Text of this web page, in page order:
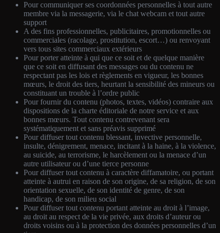
Pour communiquer ses coordonnées personnelles à tout autre
membre via la messagerie, via le chat webcam et tout autre
support
A des fins professionnelles, publicitaires, promotionnelles ou
commerciales (racolage, prostitution, escort…) ou renvoyant
vers tous sites commerciaux extérieurs
Pour porter atteinte à qui que ce soit et de quelque manière
que ce soit en diffusant des messages ou du contenu ne
respectant pas les lois et règlements en vigueur, les bonnes
mœurs, le droit des tiers, heurtant la sensibilité des mineurs ou
constituant un trouble à l’ordre public
Pour fournir du contenu (photos, textes, vidéos) contraire aux
dispositions de la charte éditoriale de notre service et aux
bonnes mœurs. Tout contenu contrevenant sera
systématiquement et sans préavis supprimé
Pour diffuser tout contenu blessant, invective personnelle,
insulte, dénigrement, menace, incitant à la haine, à la violence,
au suicide, au terrorisme, le harcèlement ou la menace d’un
autre utilisateur ou d’une tierce personne
Pour diffuser tout contenu à caractère diffamatoire, ou portant
atteinte à autrui en raison de son origine, de sa religion, de son
orientation sexuelle, de son identité de genre, de son
handicap, de son milieu social
Pour diffuser tout contenu portant atteinte au droit à l’image,
au droit au respect de la vie privée, aux droits d’auteur ou
droits voisins ou à la protection des données personnelles d’un